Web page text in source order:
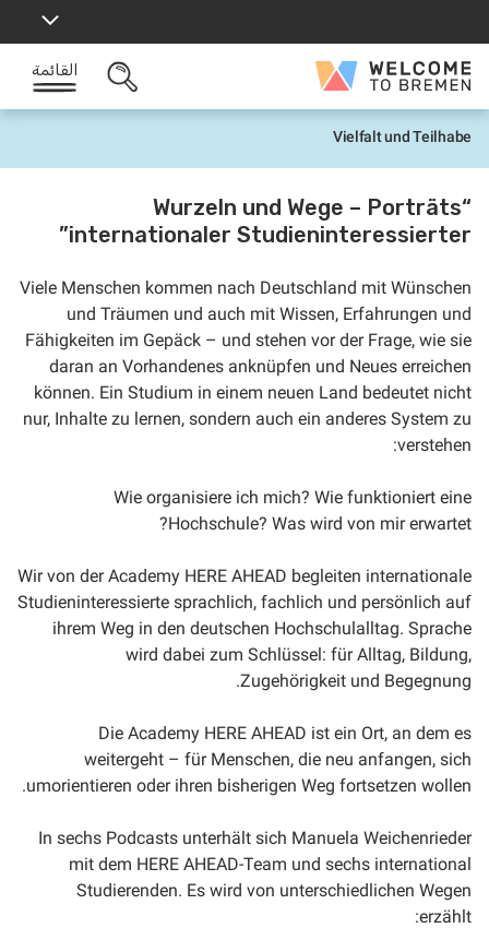
المحتوى
Welcome
Bremen
البحث
القائمة
ا
ئ
س
Vielfalt und Teilhabe
“Wurzeln und Wege – Porträts
internationaler Studieninteressierter”
Viele Menschen kommen nach Deutschland mit Wünschen
und Träumen und auch mit Wissen, Erfahrungen und
Fähigkeiten im Gepäck – und stehen vor der Frage, wie sie
daran an Vorhandenes anknüpfen und Neues erreichen
können. Ein Studium in einem neuen Land bedeutet nicht
nur, Inhalte zu lernen, sondern auch ein anderes System zu
verstehen:
Wie organisiere ich mich? Wie funktioniert eine
Hochschule? Was wird von mir erwartet?
Wir von der Academy HERE AHEAD begleiten internationale
Studieninteressierte sprachlich, fachlich und persönlich auf
ihrem Weg in den deutschen Hochschulalltag. Sprache
wird dabei zum Schlüssel: für Alltag, Bildung,
Zugehörigkeit und Begegnung.
Die Academy HERE AHEAD ist ein Ort, an dem es
weitergeht – für Menschen, die neu anfangen, sich
umorientieren oder ihren bisherigen Weg fortsetzen wollen.
In sechs Podcasts unterhält sich Manuela Weichenrieder
mit dem HERE AHEAD-Team und sechs international
Studierenden. Es wird von unterschiedlichen Wegen
erzählt: